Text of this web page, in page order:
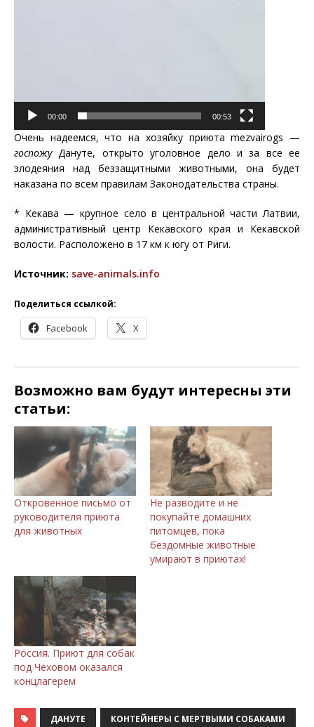
00:00 00:53
Очень надеемся, что на хозяйку приюта mezvairogs —
госпожуДануте, открыто уголовное дело и за все ее
злодеяния над беззащитными животными, она будет
наказана по всем правилам Законодательства страны.
* Кекава — крупное село в центральной части Латвии,
административный центр Кекавского края и Кекавской
волости. Расположено в 17 км к югу от Риги.
Источник: save-animals.info
Поделиться ссылкой:
Facebook X
Возможно вам будут интересны эти
статьи:
Откровенное письмо от
руководителя приюта
для животных
Не разводите и не
покупайте домашних
питомцев, пока
бездомные животные
умирают в приютах!
Россия. Приют для собак
под Чеховом оказался
концлагерем
ДАНУТЕ КОНТЕЙНЕРЫ С МЕРТВЫМИ СОБАКАМИ